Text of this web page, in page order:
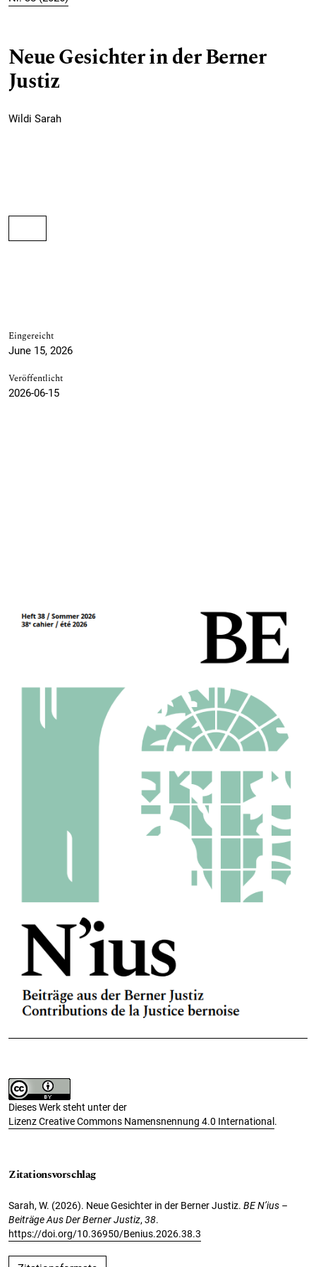
Neue Gesichter in der Berner
Justiz
Wildi Sarah
Eingereicht
June 15, 2026
Veröffentlicht
2026-06-15
Dieses Werk steht unter der
Lizenz Creative Commons Namensnennung 4.0 International .
Zitationsvorschlag
Sarah, W. (2026). Neue Gesichter in der Berner Justiz. BE N’ius –
Beiträge Aus Der Berner Justiz, 38.
https://doi.org/10.36950/Benius.2026.38.3